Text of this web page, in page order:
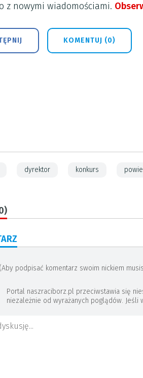
z nowymi wiadomościami.
KOMENTUJ (0)
dyrektor konkurs
podpisać komentarz swoim nickiem
Portal naszraciborz.pl przeciwstawia się
niezależnie od wyrażanych poglądów.